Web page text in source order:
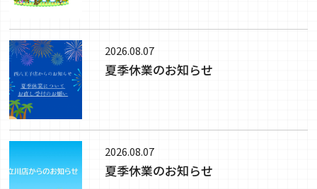
2026.08.07
夏季休業のお知らせ
2026.08.07
夏季休業のお知らせ